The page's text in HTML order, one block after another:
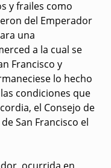
y frailes como
del Emperador
una
a la cual se
Francisco y
lo hecho
condiciones que
el Consejo de
San Francisco el